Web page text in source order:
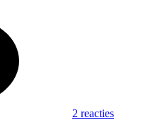
2 reacties